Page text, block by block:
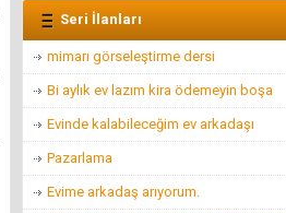
İlkyardımcılara kim yardım
8 Nisan 2016 Cuma
Hüseyin GÜVEN
BİR ŞEY ANCAK DEĞERİNİ
KIYMETLİDİR...
22 Temmuz 2016 Cuma
Konuk Yazar
Seri İlanları
mimarı görseleştirme dersi
Bi aylık ev lazım kira ödemeyin boşa
Evinde kalabileceğim ev arkadaşı
Pazarlama
Evime arkadaş arıyorum.